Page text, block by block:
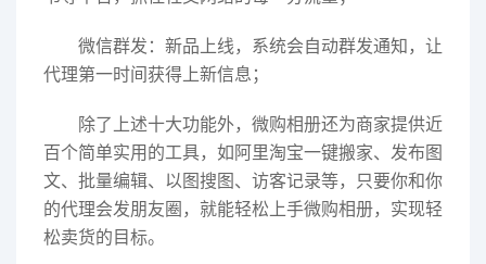
微信群发：新品上线，系统会自动群发通知，让
代理第一时间获得上新信息；
除了上述十大功能外，微购相册还为商家提供近
百个简单实用的工具，如阿里淘宝一键搬家、发布图
文、批量编辑、以图搜图、访客记录等，只要你和你
的代理会发朋友圈，就能轻松上手微购相册，实现轻
松卖货的目标。